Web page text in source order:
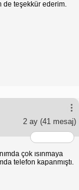
de teşekkür ederim.
2 ay (41 mesaj)
çok ısınmaya
telefon kapanmıştı.